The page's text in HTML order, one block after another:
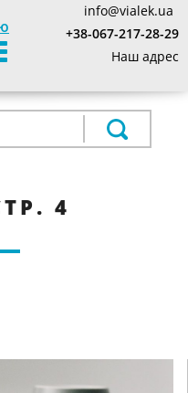
info@vialek.ua
+38-067-217-28-29
Наш адрес
4